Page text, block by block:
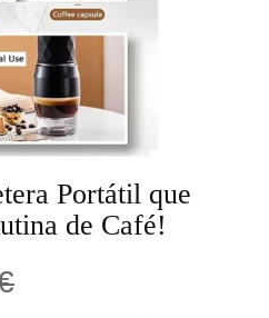
Portátil que
de Café!